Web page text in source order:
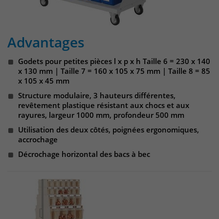
Advantages
Godets pour petites pièces l x p x h Taille 6 = 230 x 140
x 130 mm | Taille 7 = 160 x 105 x 75 mm | Taille 8 = 85
x 105 x 45 mm
Structure modulaire, 3 hauteurs différentes,
revêtement plastique résistant aux chocs et aux
rayures, largeur 1000 mm, profondeur 500 mm
Utilisation des deux côtés, poignées ergonomiques,
accrochage
Décrochage horizontal des bacs à bec
Laufzeit 1 Jahr
Zweck
Enthält die gewählten Tracking-Optin-
Einstellungen.
Websitebesucher für die Dauer des
Besuchs der Webseite zu identifizieren.
Name _pk_id
Anbieter Matomo
Zweck
Das Cookie wird von Matomo installiert.
Das Cookie wird verwendet, um
Besucher-, Sitzungs- und
die Nutzung der Website für den
Informationen anonym und weisen
eine randoly generierte Nummer zu,
um eindeutige Besucher zu